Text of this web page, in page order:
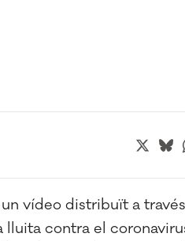
X
vídeo distribuït a
contra el